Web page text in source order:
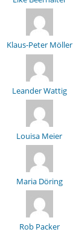
Klaus-Peter Möller
Leander Wattig
Louisa Meier
Maria Döring
Rob Packer